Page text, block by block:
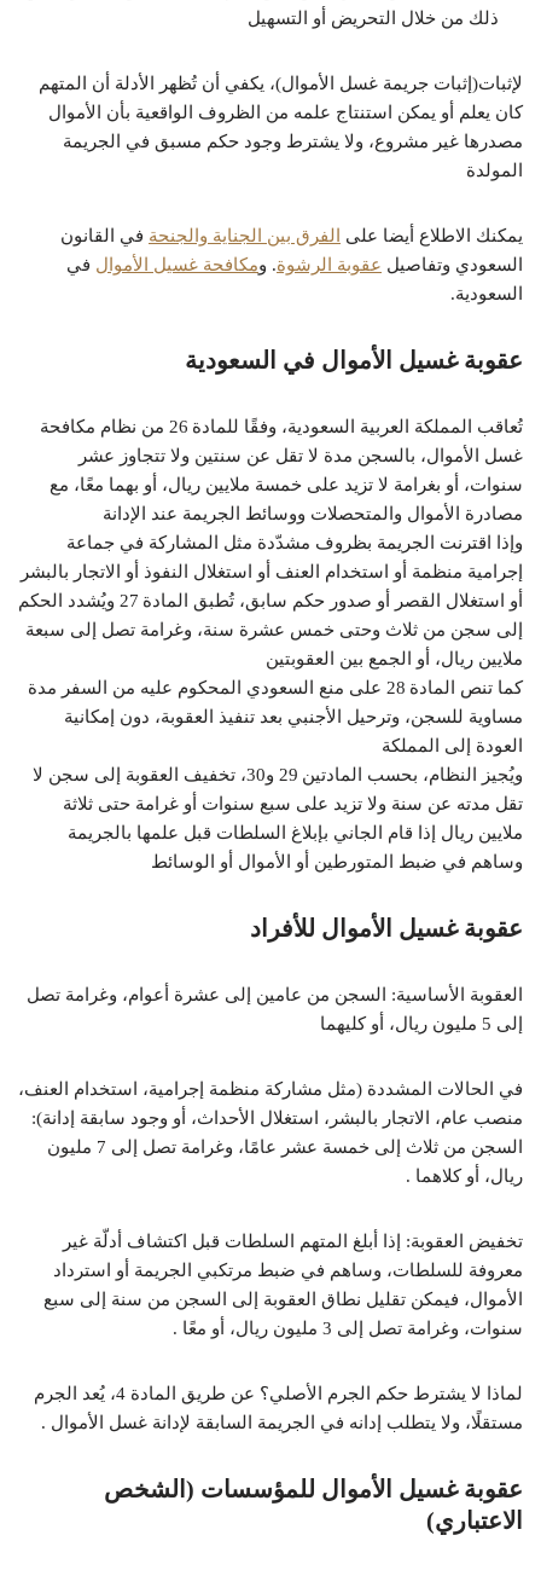
ذلك من خلال التحريض أو التسهيل
لإثبات(إثبات جريمة غسل الأموال)، يكفي أن تُظهر الأدلة أن المتهم
كان يعلم أو يمكن استنتاج علمه من الظروف الواقعية بأن الأموال
مصدرها غير مشروع، ولا يشترط وجود حكم مسبق في الجريمة
المولدة
يمكنك الاطلاع أيضا على الفرق بين الجناية والجنحة في القانون
السعودي وتفاصيل عقوبة الرشوة. ومكافحة غسيل الأموال في
السعودية.
عقوبة غسيل الأموال في السعودية
تُعاقب المملكة العربية السعودية، وفقًا للمادة 26 من نظام مكافحة
غسل الأموال، بالسجن مدة لا تقل عن سنتين ولا تتجاوز عشر
سنوات، أو بغرامة لا تزيد على خمسة ملايين ريال، أو بهما معًا، مع
مصادرة الأموال والمتحصلات ووسائط الجريمة عند الإدانة
وإذا اقترنت الجريمة بظروف مشدّدة مثل المشاركة في جماعة
إجرامية منظمة أو استخدام العنف أو استغلال النفوذ أو الاتجار بالبشر
أو استغلال القصر أو صدور حكم سابق، تُطبق المادة 27 ويُشدد الحكم
إلى سجن من ثلاث وحتى خمس عشرة سنة، وغرامة تصل إلى سبعة
ملايين ريال، أو الجمع بين العقوبتين
كما تنص المادة 28 على منع السعودي المحكوم عليه من السفر مدة
مساوية للسجن، وترحيل الأجنبي بعد تنفيذ العقوبة، دون إمكانية
العودة إلى المملكة
ويُجيز النظام، بحسب المادتين 29 و30، تخفيف العقوبة إلى سجن لا
تقل مدته عن سنة ولا تزيد على سبع سنوات أو غرامة حتى ثلاثة
ملايين ريال إذا قام الجاني بإبلاغ السلطات قبل علمها بالجريمة
وساهم في ضبط المتورطين أو الأموال أو الوسائط
عقوبة غسيل الأموال للأفراد
العقوبة الأساسية: السجن من عامين إلى عشرة أعوام، وغرامة تصل
إلى 5 مليون ريال، أو كليهما
في الحالات المشددة (مثل مشاركة منظمة إجرامية، استخدام العنف،
منصب عام، الاتجار بالبشر، استغلال الأحداث، أو وجود سابقة إدانة):
السجن من ثلاث إلى خمسة عشر عامًا، وغرامة تصل إلى 7 مليون
ريال، أو كلاهما .
تخفيض العقوبة: إذا أبلغ المتهم السلطات قبل اكتشاف أدلّة غير
معروفة للسلطات، وساهم في ضبط مرتكبي الجريمة أو استرداد
الأموال، فيمكن تقليل نطاق العقوبة إلى السجن من سنة إلى سبع
سنوات، وغرامة تصل إلى 3 مليون ريال، أو معًا .
لماذا لا يشترط حكم الجرم الأصلي؟ عن طريق المادة 4، يُعد الجرم
مستقلًا، ولا يتطلب إدانه في الجريمة السابقة لإدانة غسل الأموال .
عقوبة غسيل الأموال للمؤسسات (الشخص
الاعتباري)